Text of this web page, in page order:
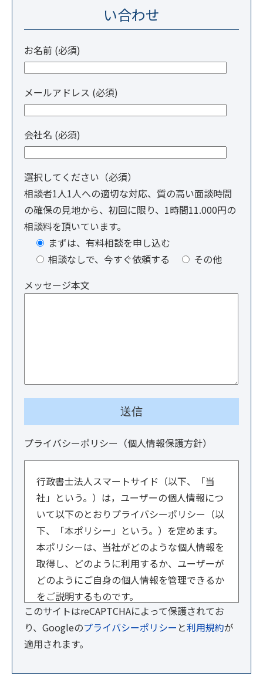
い合わせ
お名前 (必須)
メールアドレス (必須)
会社名 (必須)
選択してください（必須）
相談者1人1人への適切な対応、質の高い面談時間
の確保の見地から、初回に限り、1時間11.000円の
相談料を頂いています。
まずは、有料相談を申し込む
相談なしで、今すぐ依頼する
その他
メッセージ本文
プライバシーポリシー（個人情報保護方針）
行政書士法人スマートサイド（以下、「当
社」という。）は，ユーザーの個人情報につ
いて以下のとおりプライバシーポリシー（以
下、「本ポリシー」という。）を定めます。
本ポリシーは、当社がどのような個人情報を
取得し、どのように利用するか、ユーザーが
どのようにご自身の個人情報を管理できるか
をご説明するものです。
【１．事業者情報】
法人名：行政書士法人スマートサイド
ュー601
このサイトはreCAPTCHAによって保護されてお
り、Googleのプライバシーポリシー と利用規約が
適用されます。